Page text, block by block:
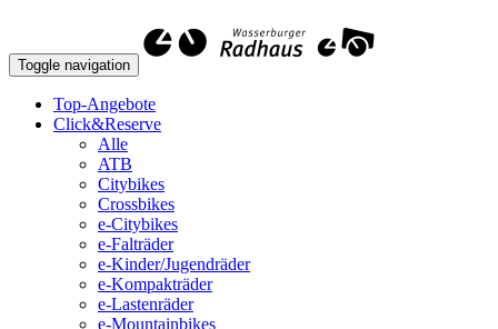
Toggle navigation
Top-Angebote
Click&Reserve
Alle
ATB
Citybikes
Crossbikes
e-Citybikes
e-Falträder
e-Kinder/Jugendräder
e-Kompakträder
e-Lastenräder
e-Mountainbikes